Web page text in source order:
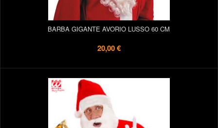
BARBA GIGANTE AVORIO LUSSO 60 CM
20,00 €